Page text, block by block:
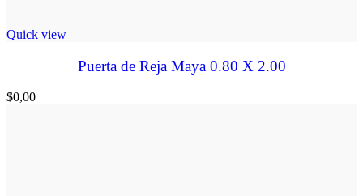
Quick view
Puerta de Reja Maya 0.80 X 2.00
$0,00